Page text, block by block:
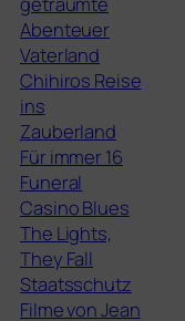
Abenteuer
Vaterland
Chihiros Reise
ins
Zauberland
Für immer 16
Funeral
Casino Blues
The Lights,
They Fall
Staatsschutz
Filme von Jean